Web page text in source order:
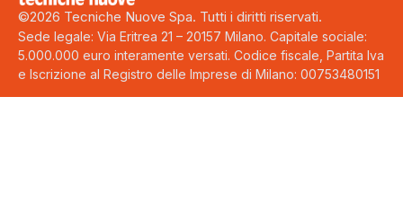
©2026 Tecniche Nuove Spa. Tutti i diritti riservati.
Sede legale: Via Eritrea 21 – 20157 Milano. Capitale sociale:
5.000.000 euro interamente versati. Codice fiscale, Partita Iva
e Iscrizione al Registro delle Imprese di Milano: 00753480151